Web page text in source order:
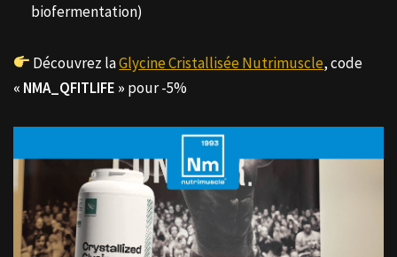
biofermentation)
Découvrez laGlycine Cristallisée Nutrimuscle, code
« NMA_QFITLIFE » pour -5%